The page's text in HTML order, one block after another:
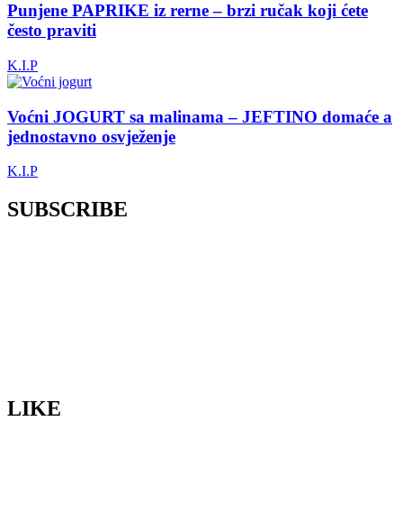
Punjene PAPRIKE iz rerne – brzi ručak koji ćete
često praviti
K.I.P
Voćni JOGURT sa malinama – JEFTINO domaće a
jednostavno osvježenje
K.I.P
SUBSCRIBE
LIKE